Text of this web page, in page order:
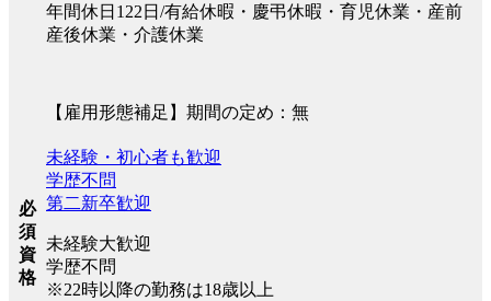
年間休日122日/有給休暇・慶弔休暇・育児休業・産前
産後休業・介護休業
【雇用形態補足】期間の定め：無
必
須
資
格
未経験・初心者も歓迎
学歴不問
第二新卒歓迎
未経験大歓迎
学歴不問
※22時以降の勤務は18歳以上